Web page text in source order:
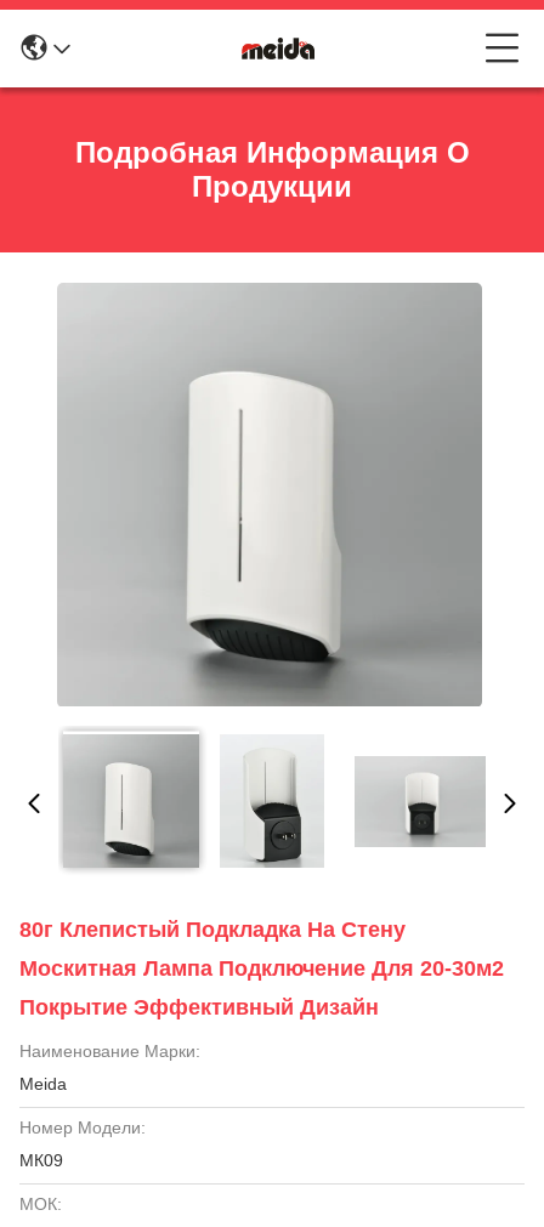
Подробная Информация О
Продукции
80г Клепистый Подкладка На Стену
Москитная Лампа Подключение Для 20-30м2
Покрытие Эффективный Дизайн
Наименование Марки:
Meida
Номер Модели:
МК09
МОК: